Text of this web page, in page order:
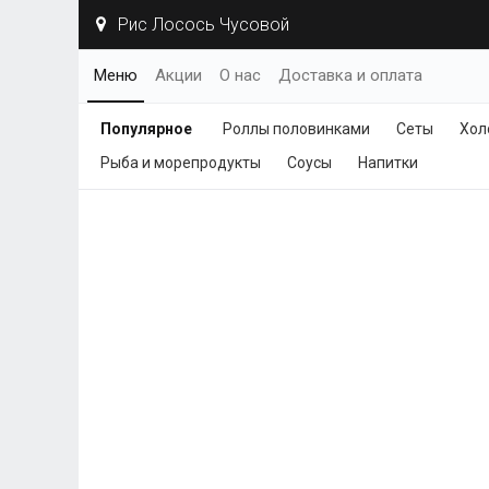
Рис Лосось Чусовой
Меню Акции О нас Доставка и оплата
Популярное Роллы половинками Сеты
Рыба и морепродукты
Соусы Напитки